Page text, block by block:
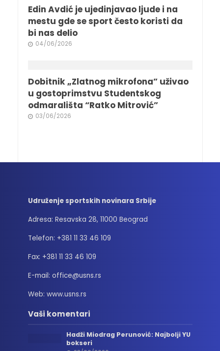
Edin Avdić je ujedinjavao ljude i na
mestu gde se sport često koristi da
bi nas delio
04/06/2026
Dobitnik „Zlatnog mikrofona” uživao
u gostoprimstvu Studentskog
odmarališta “Ratko Mitrović”
03/06/2026
Udruženje sportskih novinara Srbije
Adresa: Resavska 28, 11000 Beograd
Telefon: +381 11 33 46 109
Fax: +381 11 33 46 109
E-mail: office@usns.rs
Web: www.usns.rs
Vaši komentari
Hadži Miodrag Perunović: Najbolji YU
bokseri